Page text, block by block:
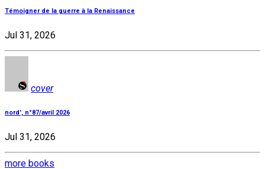
Témoigner de la guerre à la Renaissance
Jul 31, 2026
cover
nord', n°87/avril 2026
Jul 31, 2026
more books